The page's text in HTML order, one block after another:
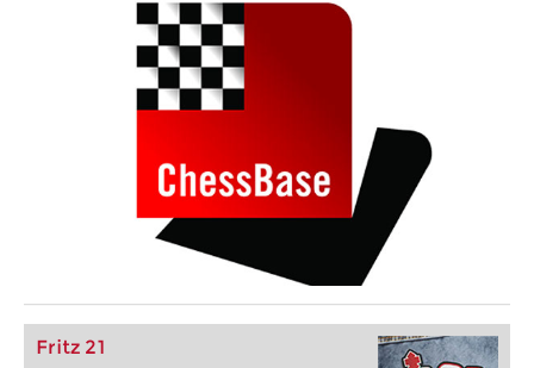
Fritz 21